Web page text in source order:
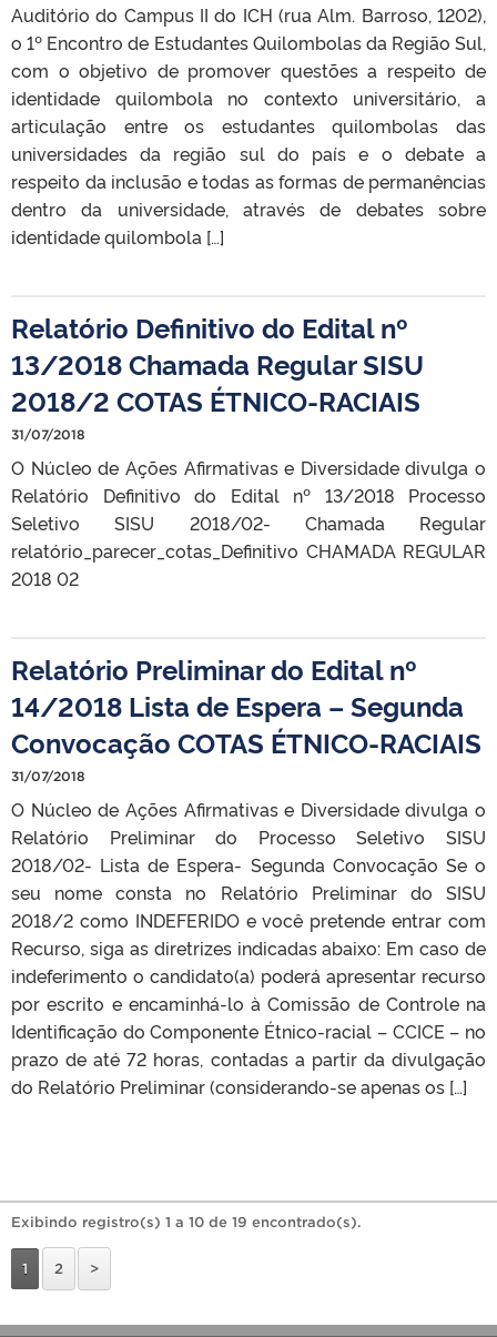
Auditório do Campus II do ICH (rua Alm. Barroso, 1202),
o 1º Encontro de Estudantes Quilombolas da Região Sul,
com o objetivo de promover questões a respeito de
identidade quilombola no contexto universitário, a
articulação entre os estudantes quilombolas das
universidades da região sul do país e o debate a
respeito da inclusão e todas as formas de permanências
dentro da universidade, através de debates sobre
identidade quilombola […]
Relatório Definitivo do Edital nº
13/2018 Chamada Regular SISU
2018/2 COTAS ÉTNICO-RACIAIS
31/07/2018
O Núcleo de Ações Afirmativas e Diversidade divulga o
Relatório Definitivo do Edital nº 13/2018 Processo
Seletivo SISU 2018/02- Chamada Regular
relatório_parecer_cotas_Definitivo CHAMADA REGULAR
2018 02
Relatório Preliminar do Edital nº
14/2018 Lista de Espera – Segunda
Convocação COTAS ÉTNICO-RACIAIS
31/07/2018
O Núcleo de Ações Afirmativas e Diversidade divulga o
Relatório Preliminar do Processo Seletivo SISU
2018/02- Lista de Espera- Segunda Convocação Se o
seu nome consta no Relatório Preliminar do SISU
2018/2 como INDEFERIDO e você pretende entrar com
Recurso, siga as diretrizes indicadas abaixo: Em caso de
indeferimento o candidato(a) poderá apresentar recurso
por escrito e encaminhá-lo à Comissão de Controle na
Identificação do Componente Étnico-racial – CCICE – no
prazo de até 72 horas, contadas a partir da divulgação
do Relatório Preliminar (considerando-se apenas os […]
Exibindo registro(s) 1 a 10 de 19 encontrado(s).
1 2 >